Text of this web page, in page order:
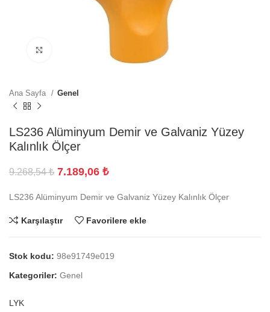
Büyütmek için tıklayın
Ana Sayfa Genel
LS236 Alüminyum Demir ve Galvaniz Yüzey
Kalınlık Ölçer
9.268,54₺ 7.189,06 ₺
LS236 Alüminyum Demir ve Galvaniz Yüzey Kalınlık Ölçer
Karşılaştır Favorilere ekle
Stok kodu: 98e91749e019
Kategoriler: Genel
LYK